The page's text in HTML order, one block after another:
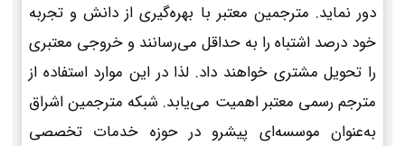
دور نماید. مترجمین معتبر با بهره‌گیری از دانش و تجربه
خود درصد اشتباه را به حداقل می‌رسانند و خروجی معتبری
را تحویل مشتری خواهند داد. لذا در این موارد استفاده از
مترجم رسمی معتبر اهمیت می‌یابد. شبکه مترجمین اشراق
به‌عنوان موسسه‌ای پیشرو در حوزه خدمات تخصصی